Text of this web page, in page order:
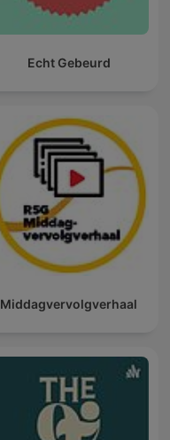
Echt Gebeurd
Middagvervolgverhaal